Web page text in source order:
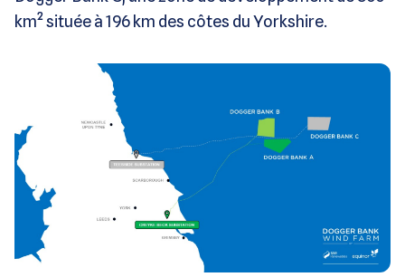
km² située à 196 km des côtes du Yorkshire.